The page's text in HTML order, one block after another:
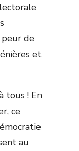
peur de
et
tous ! En
ce
au